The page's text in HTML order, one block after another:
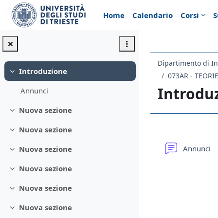
Vai al contenuto principale
Home
Calendario Corsi
Minimizza
Introduzione
Annunci
Minimizza
Nuova sezione
Minimizza
Nuova sezione
Minimizza
Nuova sezione
Minimizza
Nuova sezione
Minimizza
Nuova sezione
Minimizza
Nuova sezione
Dipartimento di
073AR -
Annunci